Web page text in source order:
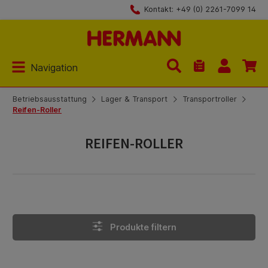
Kontakt: +49 (0) 2261-7099 14
Navigation
Du hast 0
Betriebsausstattung Lager & Transport
Transportroller
Reifen-Roller
REIFEN-ROLLER
Produkte filtern